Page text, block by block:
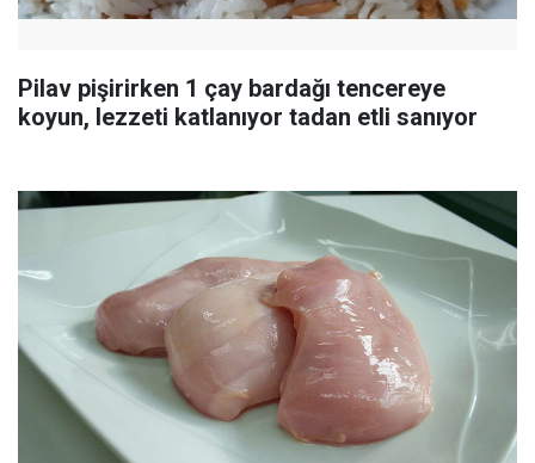
Pilav pişirirken 1 çay bardağı tencereye
koyun, lezzeti katlanıyor tadan etli sanıyor